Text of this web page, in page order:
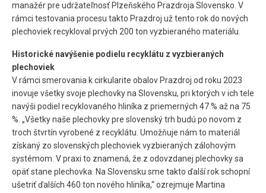
manažér pre udržateľnosť Plzeňského Prazdroja Slovensko. V
rámci testovania procesu takto Prazdroj už tento rok do nových
plechoviek recykloval prvých 200 ton vyzbieraného materiálu.
Historické navýšenie podielu recyklátu z vyzbieraných
plechoviek
V rámci smerovania k cirkularite obalov Prazdroj od roku 2023
inovuje všetky svoje plechovky na Slovensku, pri ktorých v ich tele
navýši podiel recyklovaného hliníka z priemerných 47 % až na 75
%. „Všetky naše plechovky pre slovenský trh budú po novom z
troch štvrtín vyrobené z recyklátu. Umožňuje nám to materiál
získaný zo slovenských plechoviek vyzbieraných zálohovým
systémom. V praxi to znamená, že z odovzdanej plechovky sa
opäť stane plechovka. Na Slovensku sme takto ďalší rok schopní
ušetriť ďalších 460 ton nového hliníka,“ ozrejmuje Martina